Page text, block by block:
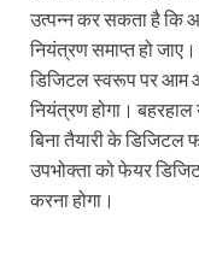
उत्पन्न कर सकता है कि
नियंत्रण समाप्त हो
डिजिटल स्वरूप पर आम
नियंत्रण होगा। बहरहाल
बिना तैयारी के डिजिटल
उपभोक्ता को फेयर
करना होगा।